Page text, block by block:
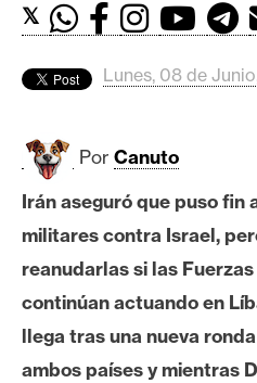
d
s
B
t
c
o
i
𝕏
Lunes, 08 de
Por Canuto
Irán aseguró que puso fin
militares contra Israel,
reanudarlas si las
continúan actuando en
llega tras una nueva
ambos países y mientras